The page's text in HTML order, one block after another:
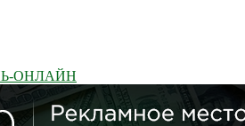
ОНЛАЙН